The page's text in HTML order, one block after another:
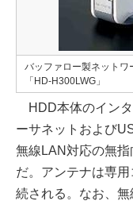
バッファロー製ネットワ
「HD-H300LWG」
HDD本体のインタ
ーサネットおよび
無線LAN対応の無
だ。アンテナは専
続される。なお、